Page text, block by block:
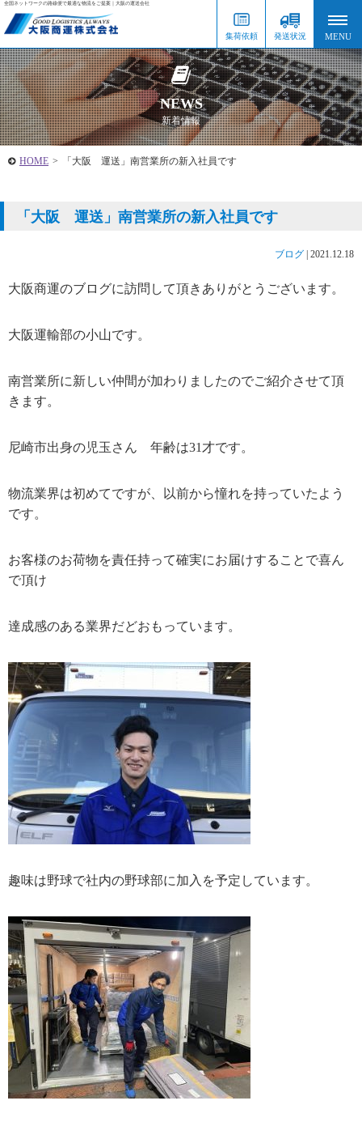
全国ネットワークの路線便で最適な物流をご提案｜大阪の運送会社
集荷依頼 発送状況
NEWS
新着情報
HOME > 「大阪 運送」南営業所の新入社員です
「大阪 運送」南営業所の新入社員です
ブログ 2021.12.18
大阪商運のブログに訪問して頂きありがとうございます。
大阪運輸部の小山です。
南営業所に新しい仲間が加わりましたのでご紹介させて頂
きます。
尼崎市出身の児玉さん 年齢は31才です。
物流業界は初めてですが、以前から憧れを持っていたよう
です。
お客様のお荷物を責任持って確実にお届けすることで喜ん
で頂け
達成感のある業界だどおもっています。
趣味は野球で社内の野球部に加入を予定しています。